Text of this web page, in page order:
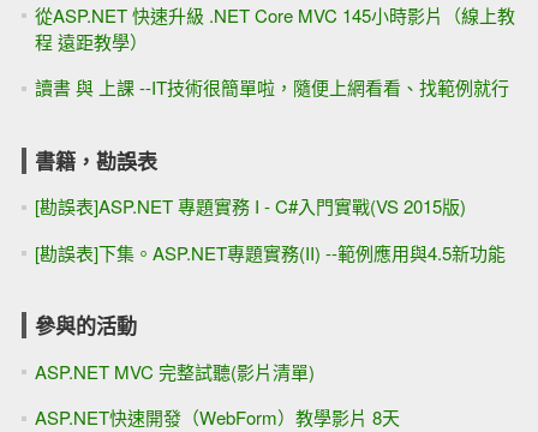
從ASP.NET 快速升級 .NET Core MVC 145小時影片（線上教
程 遠距教學）
讀書 與 上課 --IT技術很簡單啦，隨便上網看看、找範例就行
書籍，勘誤表
[勘誤表]ASP.NET 專題實務 I - C#入門實戰(VS 2015版)
[勘誤表]下集。ASP.NET專題實務(II) --範例應用與4.5新功能
參與的活動
ASP.NET MVC 完整試聽(影片清單)
ASP.NET快速開發（WebForm）教學影片 8天